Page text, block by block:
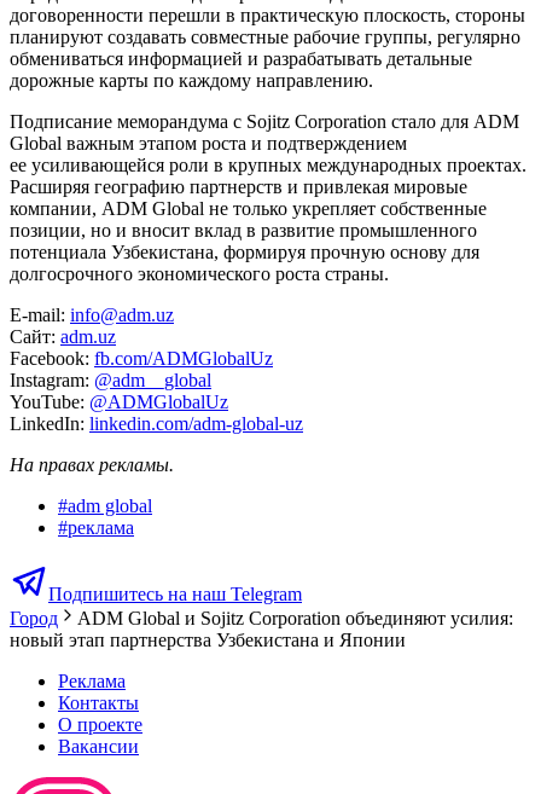
договоренности перешли в практическую плоскость, стороны
планируют создавать совместные рабочие группы, регулярно
обмениваться информацией и разрабатывать детальные
дорожные карты по каждому направлению.
Подписание меморандума с Sojitz Corporation стало для ADM
Global важным этапом роста и подтверждением
ее усиливающейся роли в крупных международных проектах.
Расширяя географию партнерств и привлекая мировые
компании, ADM Global не только укрепляет собственные
позиции, но и вносит вклад в развитие промышленного
потенциала Узбекистана, формируя прочную основу для
долгосрочного экономического роста страны.
E-mail: info@adm.uz
Сайт: adm.uz
Facebook: fb.com/ADMGlobalUz
Instagram: @adm__global
YouTube: @ADMGlobalUz
LinkedIn: linkedin.com/adm-global-uz
На правах рекламы.
#adm global
#реклама
Подпишитесь на наш Telegram
Город
ADM Global и Sojitz Corporation объединяют усилия:
новый этап партнерства Узбекистана и Японии
Реклама
Контакты
О проекте
Вакансии